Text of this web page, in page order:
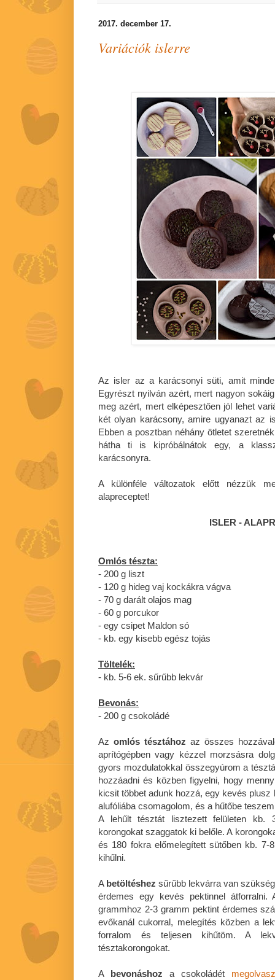
2017. december 17.
Variációk islerre
Az isler az a karácsonyi süti, amit
Egyrészt nyilván azért, mert nagyon
meg azért, mert elképesztően jól lehet
két olyan karácsony, amire ugyanazt az
Ebben a posztban néhány ötletet
hátha ti is kipróbálnátok egy, a
karácsonyra.
A különféle változatok előtt nézzük
alapreceptet!
ISLER -
Omlós tészta:
- 200 g liszt
- 120 g hideg vaj kockákra vágva
- 70 g darált olajos mag
- 60 g porcukor
- egy csipet Maldon só
- kb. egy kisebb egész tojás
Töltelék:
- kb. 5-6 ek. sűrűbb lekvár
Bevonás:
- 200 g csokoládé
Az omlós tésztához az összes
aprítógépben vagy kézzel morzsásra
gyors mozdulatokkal összegyúrom a
hozzáadni és közben figyelni, hogy
kicsit többet adunk hozzá, egy kevés
alufóliába csomagolom, és a hűtőbe
A lehűlt tésztát lisztezett felületen kb.
korongokat szaggatok ki belőle. A
és 180 fokra előmelegített sütőben kb.
kihűlni.
A betöltéshez sűrűbb lekvárra van
érdemes egy kevés pektinnel átforralni.
grammhoz 2-3 gramm pektint érdemes
evőkanál cukorral, melegítés közben a
forralom és teljesen kihűtöm. A
tésztakorongokat.
A bevonáshoz a csokoládét